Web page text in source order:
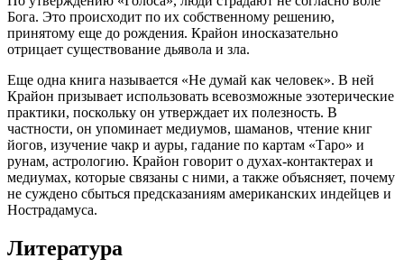
Бога. Это происходит по их собственному решению,
принятому еще до рождения. Крайон иносказательно
отрицает существование дьявола и зла.
Еще одна книга называется «Не думай как человек». В ней
Крайон призывает использовать всевозможные эзотерические
практики, поскольку он утверждает их полезность. В
частности, он упоминает медиумов, шаманов, чтение книг
йогов, изучение чакр и ауры, гадание по картам «Таро» и
рунам, астрологию. Крайон говорит о духах-контактерах и
медиумах, которые связаны с ними, а также объясняет, почему
не суждено сбыться предсказаниям американских индейцев и
Нострадамуса.
Литература